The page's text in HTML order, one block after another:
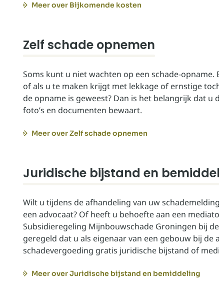
Meer over Bijkomende kosten
Zelf schade opnemen
Soms kunt u niet wachten op een schade-
of als u te maken krijgt met lekkage of ernstige
de opname is geweest? Dan is het belangrijk dat
foto’s en documenten bewaart.
Meer over Zelf schade opnemen
Juridische bijstand en
Wilt u tijdens de afhandeling van uw
een advocaat? Of heeft u behoefte aan een
Subsidieregeling Mijnbouwschade Groningen bij
geregeld dat u als eigenaar van een gebouw bij
schadevergoeding gratis juridische bijstand of
Meer over Juridische bijstand en bemiddeling